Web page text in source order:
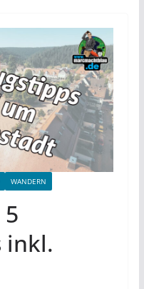
WANDERN
inkl.